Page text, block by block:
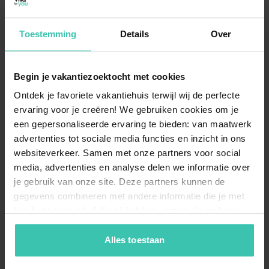
Toestemming Details Over
Begin je vakantiezoektocht met cookies
Ontdek je favoriete vakantiehuis terwijl wij de perfecte
ervaring voor je creëren! We gebruiken cookies om je
een gepersonaliseerde ervaring te bieden: van maatwerk
advertenties tot sociale media functies en inzicht in ons
websiteverkeer. Samen met onze partners voor social
media, advertenties en analyse delen we informatie over
je gebruik van onze site. Deze partners kunnen de
gegevens combineren met andere informatie die je met
van je gebruik van hun diensten. Zo zorgen we ervoor dat
jouw vakantiezoektocht soepel en op maat verloopt!
Alles toestaan
für mein Ferienhaus in Dankerode?
Angebotan Unterkünften, die wir persönlich für Sie
Eigentümern garantieren wir Ihnen einen
erstklassigen Service vor und während Ihres
Aufenthalts.
Welche Ausstattung kann ich in den
Ferienhäusern in Dankerode erwarten?
Die Unterkünfte in dieser Region sind meist sehr
individuell und komfortabeleingerichtet, um Ihnen
ein echtes Wohlfühlambiente zu bieten. Oft finden Sie
Annehmlichkeiten wie eine gut ausgestattete Küche
oder einenprivaten Außenbereich, der zum
Verweilen in der Natur einlädt.